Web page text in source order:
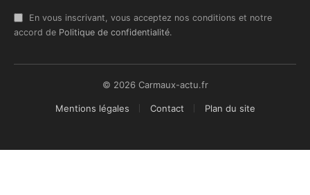
En vous inscrivant, vous acceptez nos conditions et notre
accord de Politique de confidentialité.
© 2026 Carmaux-actu.fr
Mentions légales Contact Plan du site